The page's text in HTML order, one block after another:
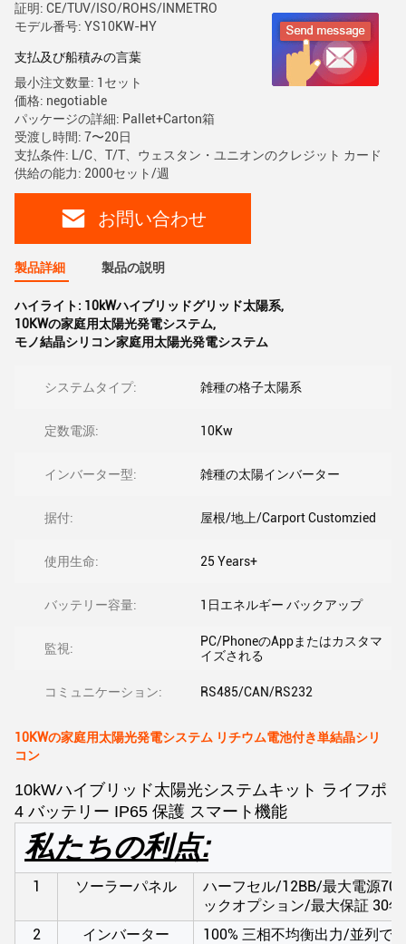
証明: CE/TUV/ISO/ROHS/INMETRO
モデル番号: YS10KW-HY
支払及び船積みの言葉
最小注文数量: 1セット
価格: negotiable
パッケージの詳細: Pallet+Carton箱
受渡し時間: 7〜20日
支払条件: L/C、T/T、ウェスタン・ユニオンのクレジット カード
供給の能力: 2000セット/週
お問い合わせ
製品詳細 製品の説明
ハイライト: 10kWハイブリッドグリッド太陽系,
10KWの家庭用太陽光発電システム,
モノ結晶シリコン家庭用太陽光発電システム
システムタイプ: 雑種の格子太陽系
定数電源: 10Kw
インバーター型: 雑種の太陽インバーター
据付: 屋根/地上/Carport Customzied
使用生命: 25 Years+
バッテリー容量: 1日エネルギー バックアップ
監視:
PC/PhoneのAppまたはカスタマ
イズされる
コミュニケーション: RS485/CAN/RS232
10KWの家庭用太陽光発電システム リチウム電池付き単結晶シリ
コン
10kWハイブリッド太陽光システムキット ライフポ
4 バッテリー IP65 保護 スマート機能
私たちの利点:
1 ソーラーパネル
ハーフセル/12BB/最大電源
ックオプション/最大保証 30年
2
インバーター
100% 三相不均衡出力/並列で